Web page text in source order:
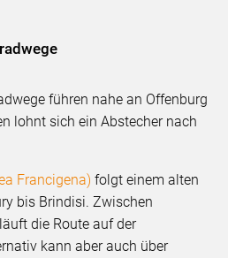
führen nahe an Offenburg
lohnt sich ein Abstecher nach
Francigena) folgt einem alten
bis Brindisi. Zwischen
die Route auf der
kann aber auch über